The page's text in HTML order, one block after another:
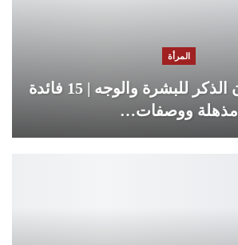
المرأة
فوائد زيت لبان الذكر للبشرة والوجه | 15 فائدة
مذهلة ووصفات…